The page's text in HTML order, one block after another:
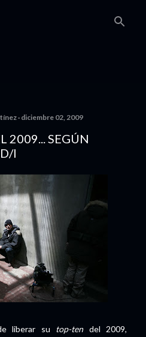
diciembre 02, 2009
2009... SEGÚN
I
liberar su top-tendel 2009,